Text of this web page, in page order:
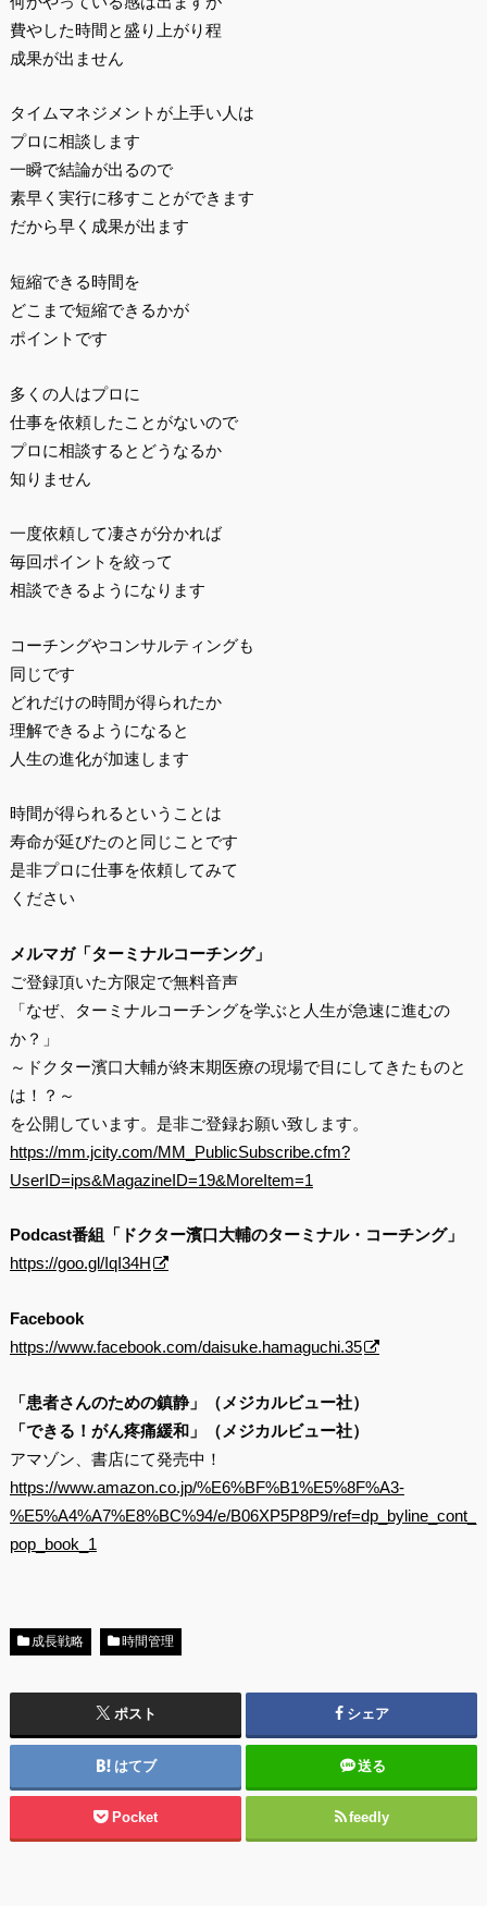
費やした時間と盛り上がり程
成果が出ません
タイムマネジメントが上手い人は
プロに相談します
一瞬で結論が出るので
素早く実行に移すことができます
だから早く成果が出ます
短縮できる時間を
どこまで短縮できるかが
ポイントです
多くの人はプロに
仕事を依頼したことがないので
プロに相談するとどうなるか
知りません
一度依頼して凄さが分かれば
毎回ポイントを絞って
相談できるようになります
コーチングやコンサルティングも
同じです
どれだけの時間が得られたか
理解できるようになると
人生の進化が加速します
時間が得られるということは
寿命が延びたのと同じことです
是非プロに仕事を依頼してみて
ください
メルマガ「ターミナルコーチング」
ご登録頂いた方限定で無料音声
「なぜ、ターミナルコーチングを学ぶと人生が急速に進むの
か？」
～ドクター濱口大輔が終末期医療の現場で目にしてきたものと
は！？～
を公開しています。是非ご登録お願い致します。
https://mm.jcity.com/MM_PublicSubscribe.cfm?
UserID=ips&MagazineID=19&MoreItem=1
Podcast番組「ドクター濱口大輔のターミナル・コーチング」
https://goo.gl/IqI34H
Facebook
https://www.facebook.com/daisuke.hamaguchi.35
「患者さんのための鎮静」（メジカルビュー社）
「できる！がん疼痛緩和」（メジカルビュー社）
アマゾン、書店にて発売中！
https://www.amazon.co.jp/%E6%BF%B1%E5%8F%A3-
%E5%A4%A7%E8%BC%94/e/B06XP5P8P9/ref=dp_byline_cont_
pop_book_1
成長戦略 時間管理
ポスト シェア
はてブ 送る
Pocket feedly